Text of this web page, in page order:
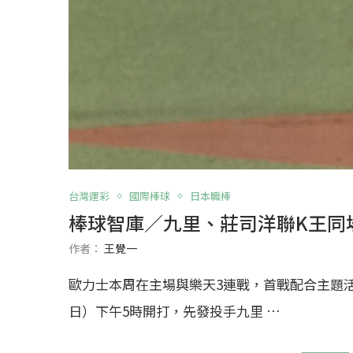
台灣運彩 國際棒球 日本職棒
棒球智庫／九里、莊司洋聯K王
作者： 王覺一
歐力士本周在主場與樂天3連戰，首戰配合主
日）下午5時開打，先發投手九里 …